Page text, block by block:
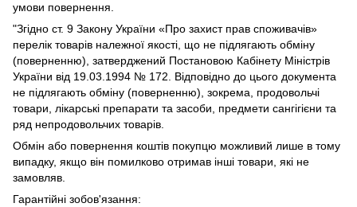
умови повернення.
"Згідно ст. 9 Закону України «Про захист прав споживачів»
перелік товарів належної якості, що не підлягають обміну
(поверненню), затверджений Постановою Кабінету Міністрів
України від 19.03.1994 № 172. Відповідно до цього документа
не підлягають обміну (поверненню), зокрема, продовольчі
товари, лікарські препарати та засоби, предмети сангігієни та
ряд непродовольчих товарів.
Обмін або повернення коштів покупцю можливий лише в тому
випадку, якщо він помилково отримав інші товари, які не
замовляв.
Гарантійні зобов'язання: